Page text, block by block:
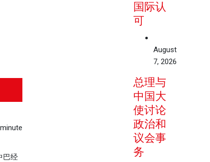
巴经
国际认
可
August
7, 2026
总理与
中国大
使讨论
政治和
议会事
务